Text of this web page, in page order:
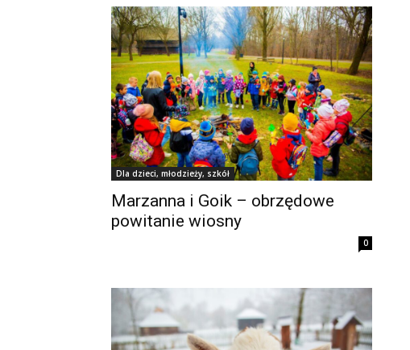
Dla dzieci, młodzieży, szkół
Marzanna i Goik – obrzędowe
powitanie wiosny
0